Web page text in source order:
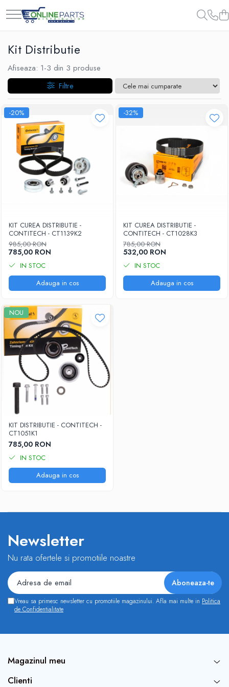
Kit Distributie
Afiseaza: 1-3 din 3 produse
Filtre
-20%
KIT CUREA DISTRIBUTIE -
CONTITECH - CT1139K2
985,00 RON
785,00 RON
IN STOC
Adauga in cos
-32%
KIT CUREA DISTRIBUTIE -
CONTITECH - CT1028K3
785,00 RON
532,00 RON
IN STOC
Adauga in cos
NOU
KIT DISTRIBUTIE - CONTITECH -
CT1051K1
785,00 RON
IN STOC
Adauga in cos
Newsletter
Nu rata ofertele si promotiile noastre
Vreau sa primesc newsletter cu promotiile magazinului. Afla mai multe in Politica
de Confidentialitate
Magazinul meu
Clienti